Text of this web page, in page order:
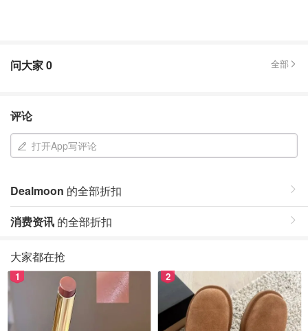
问大家0 全部
评论
打开App写评论
Dealmoon 的全部折扣
消费资讯 的全部折扣
大家都在抢
1 2